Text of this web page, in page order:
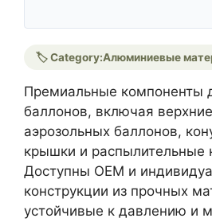
🏷️ Category:Алюминиевые
Премиальные компоненты
баллонов, включая
аэрозольных баллонов,
крышки и распылительные
Доступны OEM и
конструкции из прочных
устойчивые к давлению и